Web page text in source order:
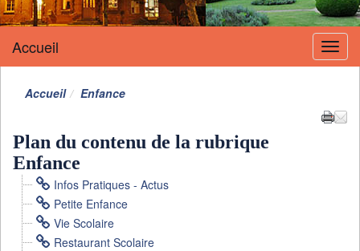
Menu
Accueil
Accueil Enfance
Plan du contenu de la rubrique
Enfance
Infos Pratiques - Actus
Petite Enfance
Vie Scolaire
Restaurant Scolaire